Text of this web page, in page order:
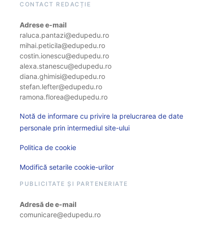
CONTACT REDACȚIE
Adrese e-mail
raluca.pantazi@edupedu.ro
mihai.peticila@edupedu.ro
costin.ionescu@edupedu.ro
alexa.stanescu@edupedu.ro
diana.ghimisi@edupedu.ro
stefan.lefter@edupedu.ro
ramona.florea@edupedu.ro
Notă de informare cu privire la prelucrarea de date
personale prin intermediul site-ului
Politica de cookie
Modifică setarile cookie-urilor
PUBLICITATE ȘI PARTENERIATE
Adresă de e-mail
comunicare@edupedu.ro